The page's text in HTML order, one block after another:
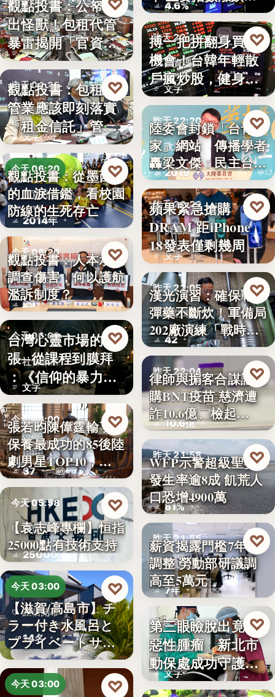
時事評論
文字
觀點投書：公帑養
出怪獸！包租代管
暴雷揭開「官資共
生」的制…
♡
今天 06:25
租賃政策
文字
觀點投書：包租代
管業應該即刻落實
「租金信託」管理
制度！才…
♡
今天 06:20
教育社會
2014年
觀點投書：從墨西哥
的血淚借鑑，看校園
防線的生死存亡
♡
今天 06:20
教育政策
29
觀點投書：人本承認
調查傷害，何以護航
濫訴制度？
♡
今天 06:00
社會觀察
文字
台灣心靈市場的擴
張─從課程到膜拜
：《信仰的暴力》
選摘（3…
♡
今天 06:00
娛樂排行
37
張若昀陳偉霆輸了！
保養最成功的85後陸
劇男星TOP10，…
♡
今天 05:58
股市分析
25000
【袁志峰專欄】恒指
25000點有技術支持
♡
今天 03:00
旅宿開幕
14名
【滋賀/高島市】チ
ラー付き水風呂と
プライベートサウ
ナを楽…
♡
今天 03:00 ♡
4.6%
見
昨天 22:35
投資理財
文字
搏一把拼翻身買房
機會！台韓年輕散
戶瘋炒股，健身網
紅開槓桿…
♡
昨天 22:20
政治法律
2019
陸委會封鎖「台青e
家」網站 傳播學者
轟梁文傑：民主台灣
的…
♡
昨天 22:20
供應鏈
文字
蘋果緊急搶購
DRAM 距iPhone
18發表僅剩幾周
♡
昨天 22:05
國防軍事
42
漢光演習：確保戰時
彈藥不斷炊！軍備局
202廠演練「戰時
產…
♡
昨天 22:04
司法犯罪
10.6億
律師與掮客合謀誆可
購BNT疫苗 慈濟遭
詐10.6億、檢起…
♡
昨天 21:58
氣候警報
81%
WFP示警超級聖嬰
發生率逾8成 飢荒人
口恐增4900萬
♡
昨天 21:55
勞動政策
7年
薪資揭露門檻7年未
調整 勞動部研議調
高至5萬元
♡
昨天 21:26
寵物醫療
文字
第三眼瞼脫出竟藏
惡性腫瘤 新北市
動保處成功守護校
園犬
♡